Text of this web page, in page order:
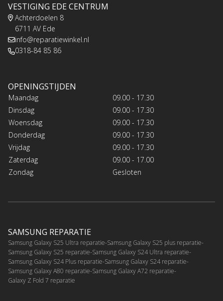
VESTIGING EDE CENTRUM
Achterdoelen 8
6711 AV Ede
info@reparatiewinkel.nl
0318-84 85 86
OPENINGSTIJDEN
Maandag
09.00 - 17.30
Dinsdag
09.00 - 17.30
Woensdag
09.00 - 17.30
Donderdag
09.00 - 17.30
Vrijdag
09.00 - 17.30
Zaterdag
09.00 - 17.00
Zondag
Gesloten
SAMSUNG REPARATIE
Samsung Galaxy S25 Ultra reparatie Samsung Galaxy S25 plus reparatie
Samsung Galaxy S25 reparatie Samsung Galaxy S24 Ultra reparatie
Samsung Galaxy S24 Plus reparatie Samsung Galaxy S24 reparatie
Samsung Galaxy A80 reparatie Samsung Galaxy A72 reparatie
Galaxy Z Fold 7 reparatie